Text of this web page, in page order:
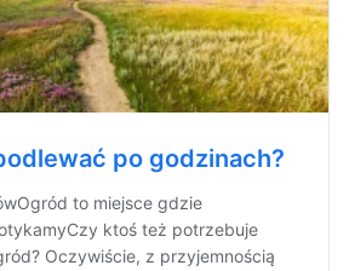
po godzinach?
to miejsce gdzie
ktoś też potrzebuje
Oczywiście, z przyjemnością